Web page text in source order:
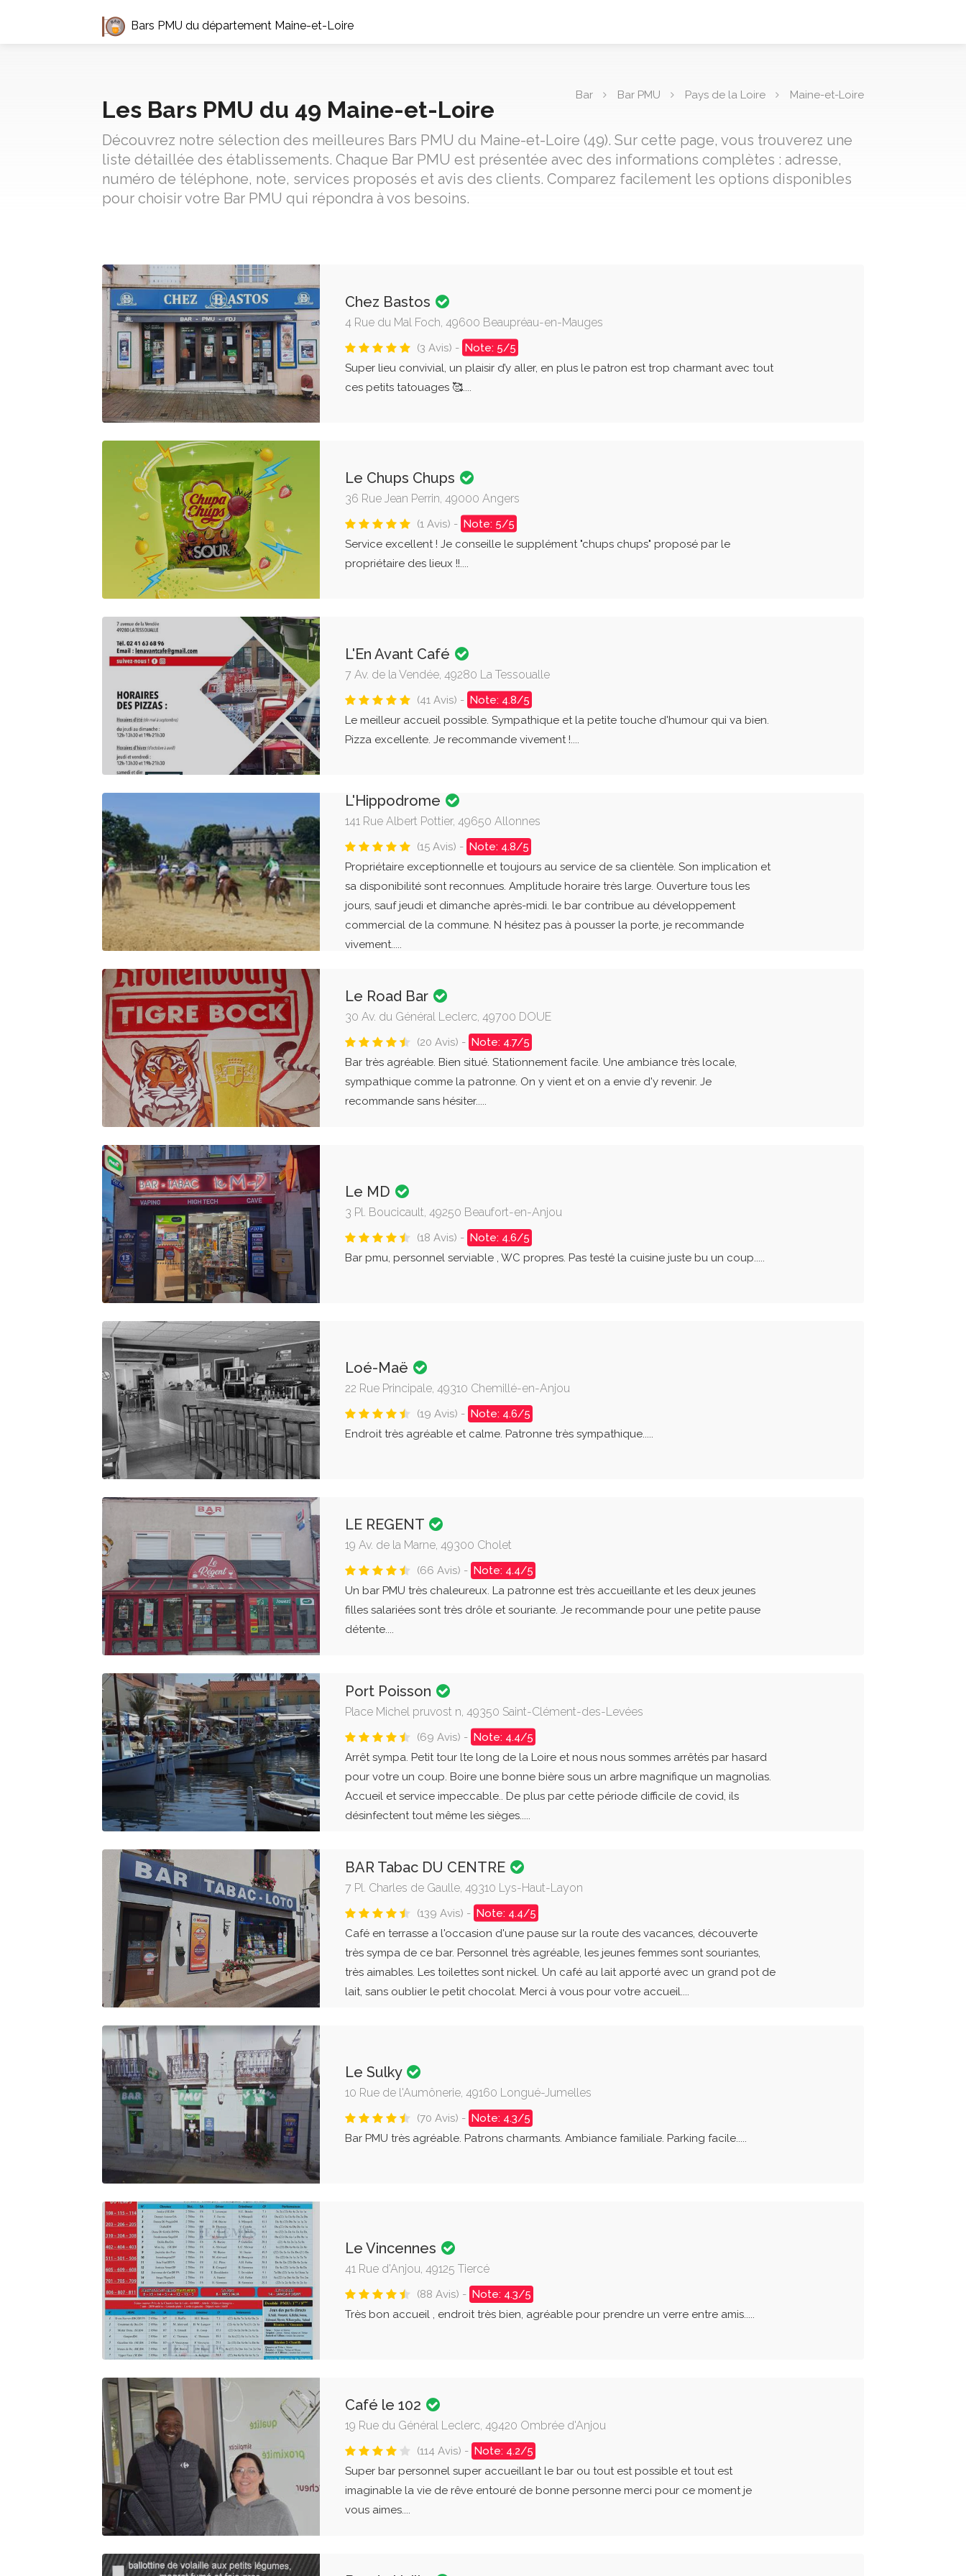
Bars PMU du département Maine-et-Loire
Bar Bar PMU Pays de la Loire Maine-et-Loire
Les Bars PMU du 49 Maine-et-Loire
Découvrez notre sélection des meilleures Bars PMU du Maine-et-Loire (49). Sur cette page, vous trouverez une
liste détaillée des établissements. Chaque Bar PMU est présentée avec des informations complètes : adresse,
numéro de téléphone, note, services proposés et avis des clients. Comparez facilement les options disponibles
pour choisir votre Bar PMU qui répondra à vos besoins.
Chez Bastos
4 Rue du Mal Foch, 49600 Beaupréau-en-Mauges
(3 Avis) - Note: 5/5
Super lieu convivial, un plaisir d’y aller, en plus le patron est trop charmant avec tout
ces petits tatouages 🥰....
Le Chups Chups
36 Rue Jean Perrin, 49000 Angers
(1 Avis) - Note: 5/5
Service excellent ! Je conseille le supplément "chups chups" proposé par le
propriétaire des lieux !!....
L'En Avant Café
7 Av. de la Vendée, 49280 La Tessoualle
(41 Avis) - Note: 4.8/5
Le meilleur accueil possible. Sympathique et la petite touche d'humour qui va bien.
Pizza excellente. Je recommande vivement !....
L'Hippodrome
141 Rue Albert Pottier, 49650 Allonnes
(15 Avis) - Note: 4.8/5
Propriétaire exceptionnelle et toujours au service de sa clientèle. Son implication et
sa disponibilité sont reconnues. Amplitude horaire très large. Ouverture tous les
jours, sauf jeudi et dimanche après-midi. le bar contribue au développement
commercial de la commune. N hésitez pas à pousser la porte, je recommande
vivement.....
Le Road Bar
30 Av. du Général Leclerc, 49700 DOUE
(20 Avis) - Note: 4.7/5
Bar très agréable. Bien situé. Stationnement facile. Une ambiance très locale,
sympathique comme la patronne. On y vient et on a envie d'y revenir. Je
recommande sans hésiter.....
Le MD
3 Pl. Boucicault, 49250 Beaufort-en-Anjou
(18 Avis) - Note: 4.6/5
Bar pmu, personnel serviable , WC propres. Pas testé la cuisine juste bu un coup.....
Loé-Maë
22 Rue Principale, 49310 Chemillé-en-Anjou
(19 Avis) - Note: 4.6/5
Endroit très agréable et calme. Patronne très sympathique.....
LE REGENT
19 Av. de la Marne, 49300 Cholet
(66 Avis) - Note: 4.4/5
Un bar PMU très chaleureux. La patronne est très accueillante et les deux jeunes
filles salariées sont très drôle et souriante. Je recommande pour une petite pause
détente....
Port Poisson
Place Michel pruvost n, 49350 Saint-Clément-des-Levées
(69 Avis) - Note: 4.4/5
Arrêt sympa. Petit tour lte long de la Loire et nous nous sommes arrêtés par hasard
pour votre un coup. Boire une bonne bière sous un arbre magnifique un magnolias.
Accueil et service impeccable.. De plus par cette période difficile de covid, ils
désinfectent tout même les sièges.....
BAR Tabac DU CENTRE
7 Pl. Charles de Gaulle, 49310 Lys-Haut-Layon
(139 Avis) - Note: 4.4/5
Café en terrasse a l'occasion d'une pause sur la route des vacances, découverte
très sympa de ce bar. Personnel très agréable, les jeunes femmes sont souriantes,
très aimables. Les toilettes sont nickel. Un café au lait apporté avec un grand pot de
lait, sans oublier le petit chocolat. Merci à vous pour votre accueil....
Le Sulky
10 Rue de l'Aumônerie, 49160 Longué-Jumelles
(70 Avis) - Note: 4.3/5
Bar PMU très agréable. Patrons charmants. Ambiance familiale. Parking facile.....
Le Vincennes
41 Rue d'Anjou, 49125 Tiercé
(88 Avis) - Note: 4.3/5
Très bon accueil , endroit très bien, agréable pour prendre un verre entre amis.....
Café le 102
19 Rue du Général Leclerc, 49420 Ombrée d'Anjou
(114 Avis) - Note: 4.2/5
Super bar personnel super accueillant le bar ou tout est possible et tout est
imaginable la vie de rêve entouré de bonne personne merci pour ce moment je
vous aimes....